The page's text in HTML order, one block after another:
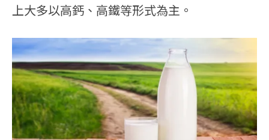
上大多以高鈣、高鐵等形式為主。